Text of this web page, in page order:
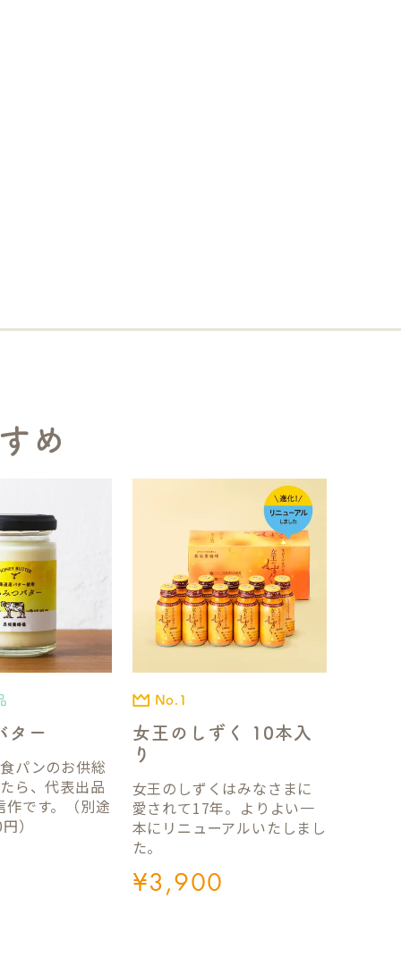
め
ター
パンのお供総
ら、代表出品
作です。（別途
）
No.1
女王のしずく 10本入
り
女王のしずくはみなさまに
愛されて17年。よりよい一
本にリニューアルいたしまし
た。
¥3,900